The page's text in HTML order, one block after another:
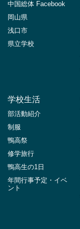
中国総体 Facebook
岡山県
浅口市
県立学校
学校生活
部活動紹介
制服
鴨高祭
修学旅行
鴨高生の1日
年間行事予定・イベ
ント